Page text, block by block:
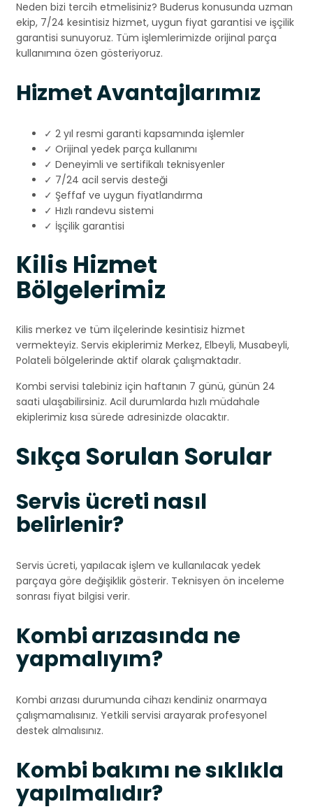
Neden bizi tercih etmelisiniz? Buderus konusunda uzman
ekip, 7/24 kesintisiz hizmet, uygun fiyat garantisi ve işçilik
garantisi sunuyoruz. Tüm işlemlerimizde orijinal parça
kullanımına özen gösteriyoruz.
Hizmet Avantajlarımız
✓ 2 yıl resmi garanti kapsamında işlemler
✓ Orijinal yedek parça kullanımı
✓ Deneyimli ve sertifikalı teknisyenler
✓ 7/24 acil servis desteği
✓ Şeffaf ve uygun fiyatlandırma
✓ Hızlı randevu sistemi
✓ İşçilik garantisi
Kilis Hizmet
Bölgelerimiz
Kilis merkez ve tüm ilçelerinde kesintisiz hizmet
vermekteyiz. Servis ekiplerimiz Merkez, Elbeyli, Musabeyli,
Polateli bölgelerinde aktif olarak çalışmaktadır.
Kombi servisi talebiniz için haftanın 7 günü, günün 24
saati ulaşabilirsiniz. Acil durumlarda hızlı müdahale
ekiplerimiz kısa sürede adresinizde olacaktır.
Sıkça Sorulan Sorular
Servis ücreti nasıl
belirlenir?
Servis ücreti, yapılacak işlem ve kullanılacak yedek
parçaya göre değişiklik gösterir. Teknisyen ön inceleme
sonrası fiyat bilgisi verir.
Kombi arızasında ne
yapmalıyım?
Kombi arızası durumunda cihazı kendiniz onarmaya
çalışmamalısınız. Yetkili servisi arayarak profesyonel
destek almalısınız.
Kombi bakımı ne sıklıkla
yapılmalıdır?